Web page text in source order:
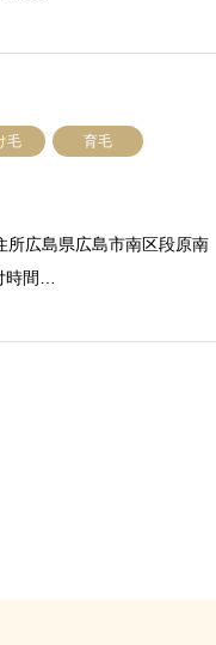
毛 育毛
所広島県広島市南区段原南
時間…